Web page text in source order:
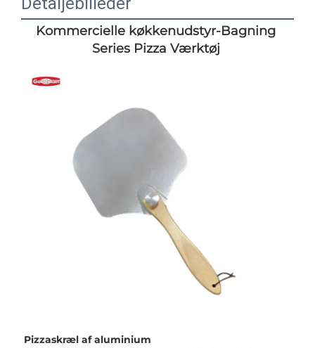
Kommercielle køkkenudstyr-Bagning
Series Pizza Værktøj
Pizzaskræl af aluminium